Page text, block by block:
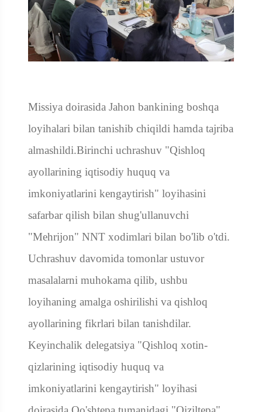
Missiya doirasida Jahon bankining boshqa
loyihalari bilan tanishib chiqildi hamda tajriba
almashildi.Birinchi uchrashuv "Qishloq
ayollarining iqtisodiy huquq va
imkoniyatlarini kengaytirish" loyihasini
safarbar qilish bilan shug'ullanuvchi
"Mehrijon" NNT xodimlari bilan bo'lib o'tdi.
Uchrashuv davomida tomonlar ustuvor
masalalarni muhokama qilib, ushbu
loyihaning amalga oshirilishi va qishloq
ayollarining fikrlari bilan tanishdilar.
Keyinchalik delegatsiya "Qishloq xotin-
qizlarining iqtisodiy huquq va
imkoniyatlarini kengaytirish" loyihasi